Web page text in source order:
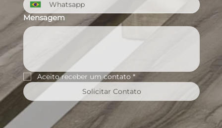
Mensagem
Aceito receber um contato *
Solicitar Contato